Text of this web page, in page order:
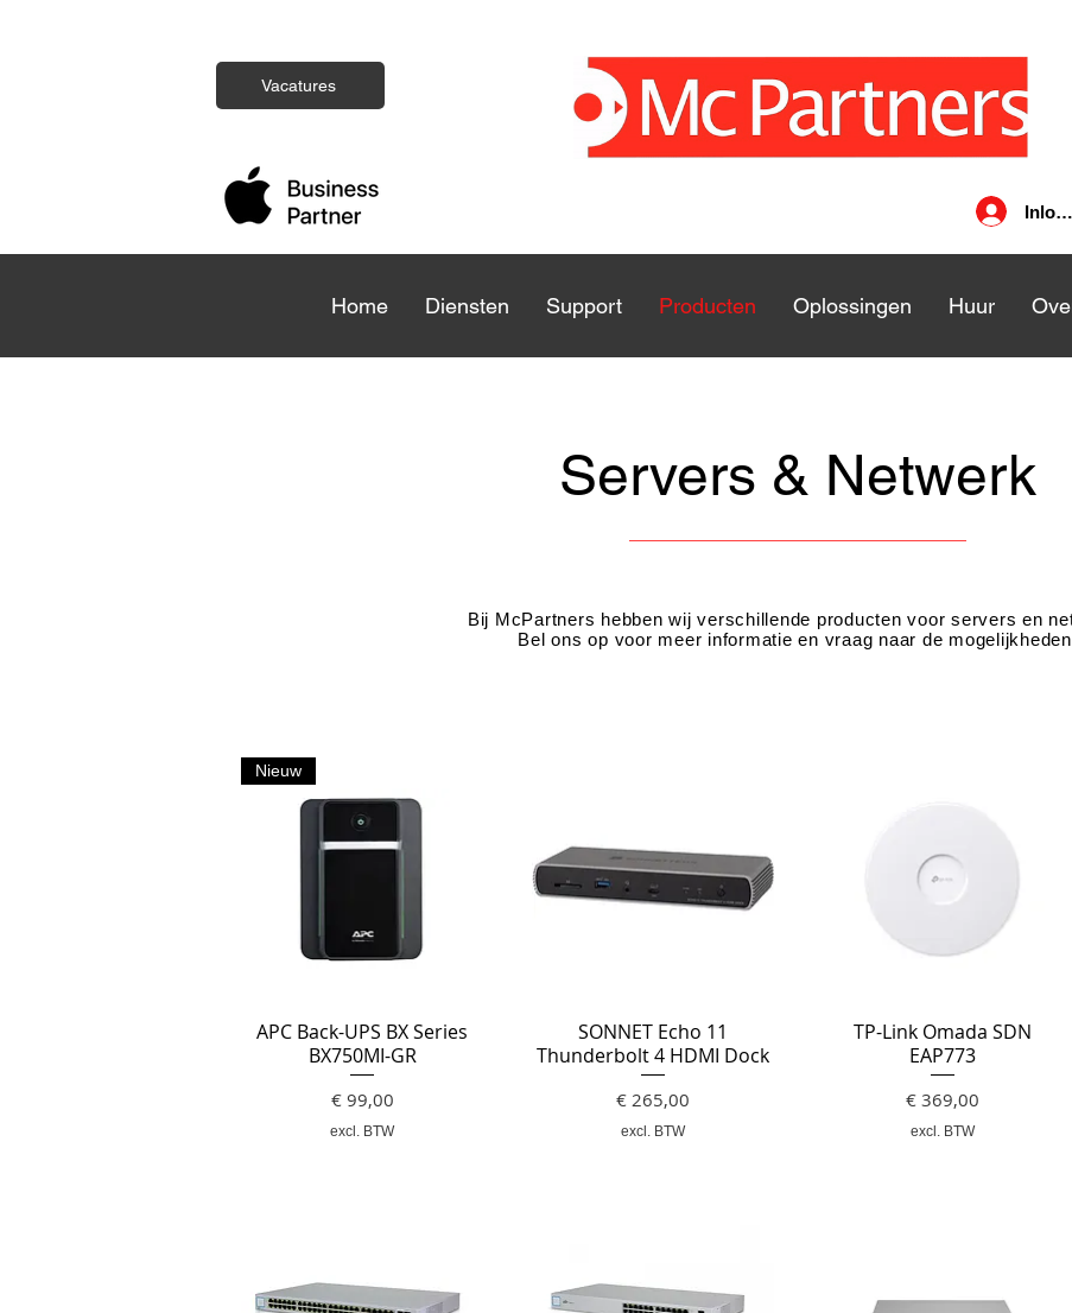
Vacatures
Home Diensten Support Producten Oplossingen Huur
Home Diensten Support Producten Oplossingen Huur
Servers & Netwerk
Bij McPartners hebben wij verschillende producten voor servers en
Bel ons op voor meer informatie en vraag naar de
Nieuw
APC Back-UPS BX Series
BX750MI-GR
Prijs
€ 99,00
excl. BTW
SONNET Echo 11
Thunderbolt 4 HDMI Dock
Prijs
€ 265,00
excl. BTW
TP-Link Omada SDN
EAP773
Prijs
€ 369,00
excl. BTW